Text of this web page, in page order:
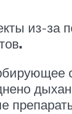
из-за
.